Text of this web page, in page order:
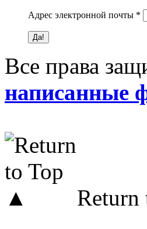
Адрес электронной почты *
Все права
написанные